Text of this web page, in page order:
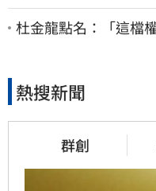
地區達停班課標準
杜金龍點名：「這檔
熱搜新聞
群創